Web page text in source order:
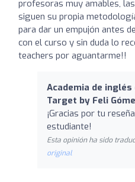
profesoras muy amables,
siguen su propia
para dar un empujón antes
con el curso y sin duda lo
teachers por aguantarme!!
Academia de inglés
Target by Feli
¡Gracias por tu
estudiante!
Esta opinión ha sido
original